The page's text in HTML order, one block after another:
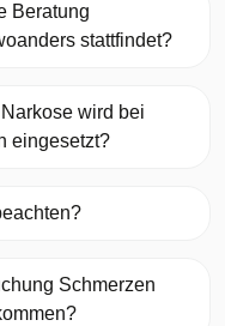
Beratung
stattfindet?
wird bei
eingesetzt?
Schmerzen